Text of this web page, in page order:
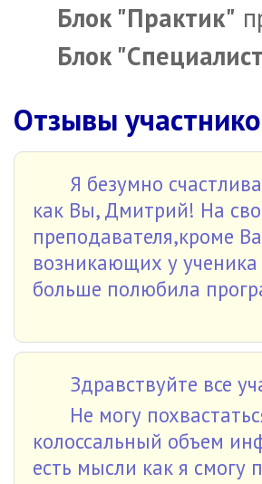
Блок "Практик"
Блок
Отзывы
Я безумно
как Вы, Дмитрий! На
преподавателя,кроме
возникающих у
больше полюбила
Здравствуйте все
Не могу
колоссальный объем
есть мысли как я смогу